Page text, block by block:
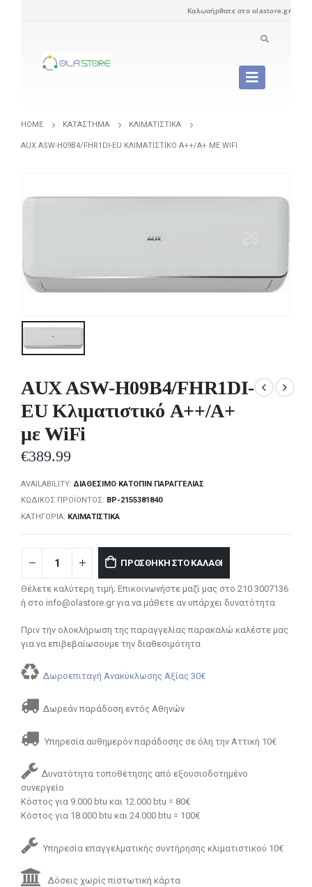
Καλωσήρθατε στο olastore.gr
HOME ΚΑΤΆΣΤΗΜΑ ΚΛΙΜΑΤΙΣΤΙΚΆ
AUX ASW-H09B4/FHR1DI-EU ΚΛΙΜΑΤΙΣΤΙΚΌ A++/A+ ΜΕ WIFI
AUX ASW-H09B4/FHR1DI-
EU Κλιματιστικό A++/A+
με WiFi
€389.99
AVAILABILITY:ΔΙΑΘΈΣΙΜΟ ΚΑΤΌΠΙΝ ΠΑΡΑΓΓΕΛΊΑΣ
ΚΩΔΙΚΌΣ ΠΡΟΪΌΝΤΟΣ: BP-2155381840
ΚΑΤΗΓΟΡΊΑ: ΚΛΙΜΑΤΙΣΤΙΚΆ
ΠΡΟΣΘΉΚΗ ΣΤΟ ΚΑΛΆΘΙ
Θέλετε καλύτερη τιμή; Επικοινωνήστε μαζί μας στο 210 3007136
ή στο info@olastore.gr για να μάθετε αν υπάρχει δυνατότητα
Πριν την ολοκλήρωση της παραγγελίας παρακαλώ καλέστε μας
για να επιβεβαίωσουμε την διαθεσιμότητα
Δωροεπιταγή Ανακύκλωσης Αξίας 30€
Δωρεάν παράδοση εντός Αθηνών
Υπηρεσία αυθημερόν παράδοσης σε όλη την Αττική 10€
Δυνατότητα τοποθέτησης από εξουσιοδοτημένο
συνεργείο
Κόστος για 9.000 btu και 12.000 btu = 80€
Κόστος για 18.000 btu και 24.000 btu = 100€
Υπηρεσία επαγγελματικής συντήρησης κλιματιστικού 10€
Δόσεις χωρίς πιστωτική κάρτα